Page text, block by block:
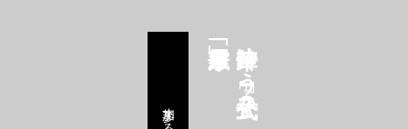
鈴華ゆう子公式FC
参加する